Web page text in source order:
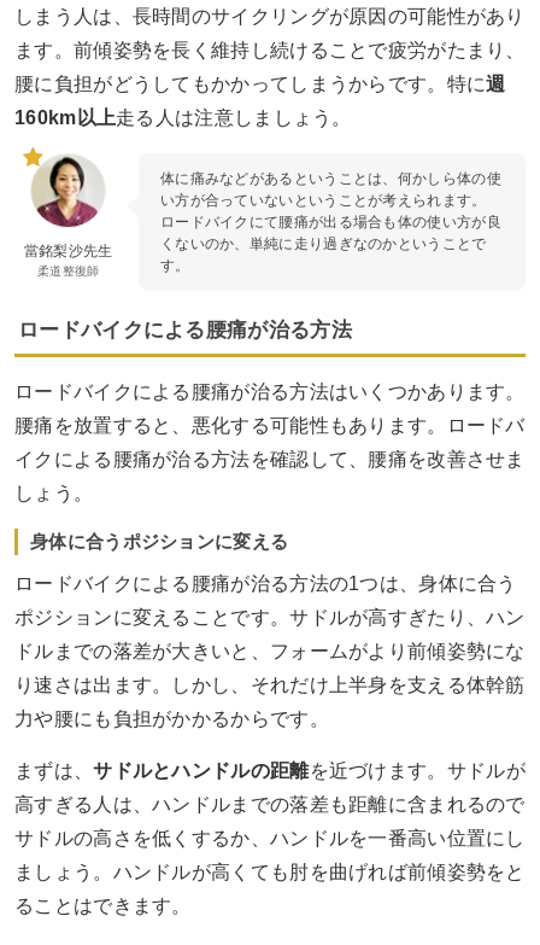
しまう人は、長時間のサイクリングが原因の可能性があり
ます。前傾姿勢を長く維持し続けることで疲労がたまり、
腰に負担がどうしてもかかってしまうからです。特に週
160km以上走る人は注意しましょう。
當銘梨沙先生
柔道整復師
体に痛みなどがあるということは、何かしら体の使
い方が合っていないということが考えられます。
ロードバイクにて腰痛が出る場合も体の使い方が良
くないのか、単純に走り過ぎなのかということで
す。
ロードバイクによる腰痛が治る方法
ロードバイクによる腰痛が治る方法はいくつかあります。
腰痛を放置すると、悪化する可能性もあります。ロードバ
イクによる腰痛が治る方法を確認して、腰痛を改善させま
しょう。
身体に合うポジションに変える
ロードバイクによる腰痛が治る方法の1つは、身体に合う
ポジションに変えることです。サドルが高すぎたり、ハン
ドルまでの落差が大きいと、フォームがより前傾姿勢にな
り速さは出ます。しかし、それだけ上半身を支える体幹筋
力や腰にも負担がかかるからです。
まずは、サドルとハンドルの距離を近づけます。サドルが
高すぎる人は、ハンドルまでの落差も距離に含まれるので
サドルの高さを低くするか、ハンドルを一番高い位置にし
ましょう。ハンドルが高くても肘を曲げれば前傾姿勢をと
ることはできます。